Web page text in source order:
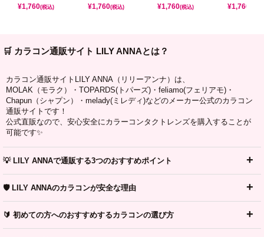
¥1,760(税込) ¥1,760(税込) ¥1,760(税込) ¥1,760
🛒 カラコン通販サイト LILY ANNAとは？
カラコン通販サイトLILY ANNA（リリーアンナ）は、
MOLAK（モラク）・TOPARDS(トパーズ)・feliamo(フェリアモ)・
Chapun（シャプン）・melady(ミレディ)などのメーカー公式のカラコン
通販サイトです！
公式直販なので、安心安全にカラーコンタクトレンズを購入することが
可能です✨
💡 LILY ANNAで通販する3つのおすすめポイント
🛡️ LILY ANNAのカラコンが安全な理由
🔰 初めての方へのおすすめするカラコンの選び方